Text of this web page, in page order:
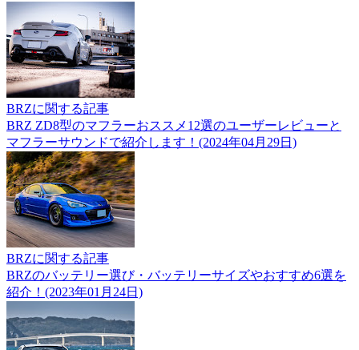
BRZに関する記事
BRZ ZD8型のマフラーおススメ12選のユーザーレビューと
マフラーサウンドで紹介します！(2024年04月29日)
BRZに関する記事
BRZのバッテリー選び・バッテリーサイズやおすすめ6選を
紹介！(2023年01月24日)